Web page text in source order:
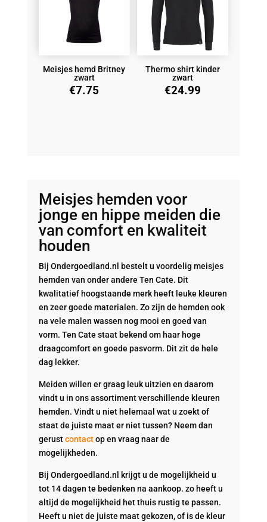
Meisjes hemd Britney
zwart
€7.75
Thermo shirt kinder
zwart
€24.99
Meisjes hemden voor
jonge en hippe meiden die
van comfort en kwaliteit
houden
Bij Ondergoedland.nl bestelt u voordelig meisjes
hemden van onder andere Ten Cate. Dit
kwalitatief hoogstaande merk heeft leuke kleuren
en zeer goede materialen. Zo zijn de hemden ook
na vele malen wassen nog mooi en goed van
vorm. Ten Cate staat bekend om haar hoge
draagcomfort en goede pasvorm. Dit zit de hele
dag lekker.
Meiden willen er graag leuk uitzien en daarom
vindt u in ons assortiment verschillende kleuren
hemden. Vindt u niet helemaal wat u zoekt of
staat de juiste maat er niet tussen? Neem dan
gerustcontactop en vraag naar de
mogelijkheden.
Bij Ondergoedland.nl krijgt u de mogelijkheid u
tot 14 dagen te bedenken na aankoop. zo heeft u
altijd de mogelijkheid het thuis rustig te passen.
Heeft u niet de juiste maat gekozen, of is de kleur